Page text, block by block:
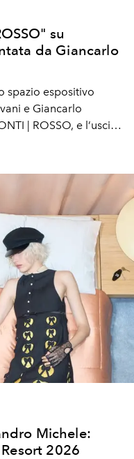
su
da Giancarlo
spazio espositivo
e Giancarlo
| ROSSO, e l’uscita
per riscoprire
scala, dalle
del jet set
Michele:
2026